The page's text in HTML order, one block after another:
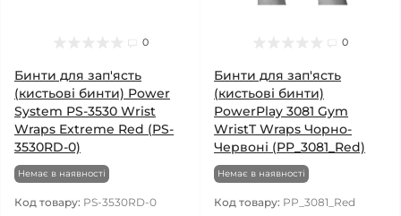
0
Бинти для зап'ясть
(кистьові бинти) Power
System PS-3530 Wrist
Wraps Extreme Red (PS-
3530RD-0)
Немає в наявності
Код товару: PS-3530RD-0
0
Бинти для зап'ясть
(кистьові бинти)
PowerPlay 3081 Gym
WristT Wraps Чорно-
Червоні (PP_3081_Red)
Немає в наявності
Код товару: PP_3081_Red